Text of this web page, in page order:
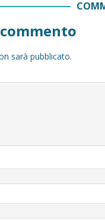
sarà pubblicato.